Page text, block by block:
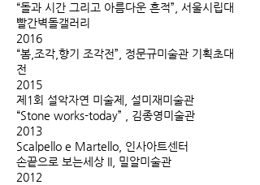
“돌과 시간 그리고 아름다운 흔적”, 서울시립대
빨간벽돌갤러리
2016
“봄,조각,향기 조각전”, 정문규미술관 기획초대
전
2015
제1회 설악자연 미술제, 설미재미술관
“Stone works-today” , 김종영미술관
2013
Scalpello e Martello, 인사아트센터
손끝으로 보는세상 II, 밀알미술관
2012